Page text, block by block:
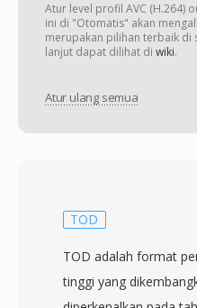
Atur level profil AVC (H.264)
ini di "Otomatis" akan
merupakan pilihan terbaik di
lanjut dapat dilihat di wiki.
Atur ulang semua
TOD
TOD adalah format
tinggi yang